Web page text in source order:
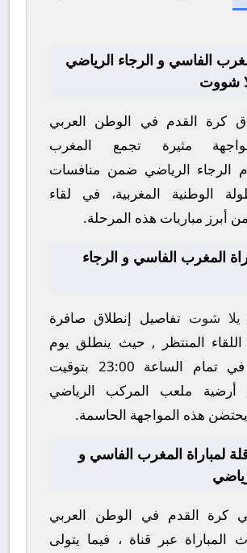
الفاسي و الرجاء الرياضي
شووت
كرة القدم في الوطن العربي
مثيرة تجمع المغرب
الرجاء الرياضي ضمن منافسات
الوطنية المغربية، في لقاء
أبرز مباريات هذه المرحلة.
المغرب الفاسي و الرجاء
يلا شوت تفاصيل إنطلاق صافرة
اللقاء المنتظر , حيث ينطلق يوم
في تمام الساعة 23:00 بتوقيت
أرضية ملعب المركب الرياضي
هذه المواجهة الحاسمة.
لمباراة المغرب الفاسي و
كرة القدم في الوطن العربي
المباراة عبر قناة، فيما يتولى